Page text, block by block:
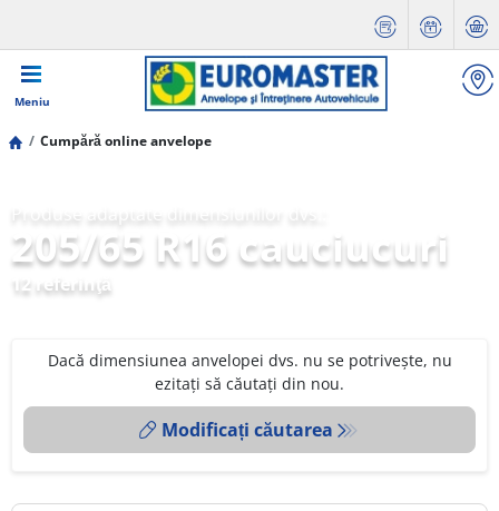
Meniu
Cumpără online anvelope
205/65 R16 cauciucuri
12 referinţă
Dacă dimensiunea anvelopei dvs. nu se potrivește, nu
ezitați să căutați din nou.
Modificați căutarea